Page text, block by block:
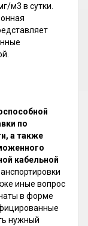
м3 в сутки.
по
а также
кабельной
иные вопрос
в форме
нужный